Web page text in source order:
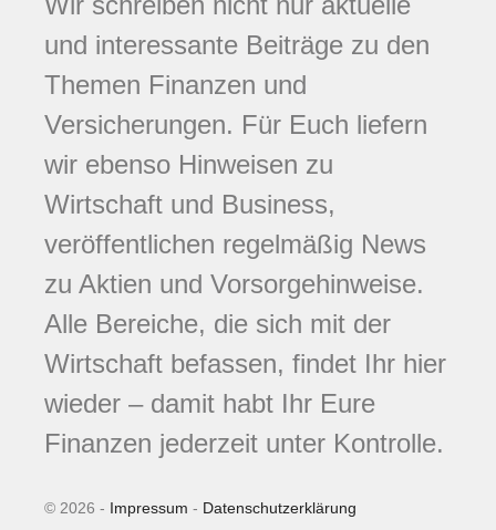
und interessante Beiträge zu den
Themen Finanzen und
Versicherungen. Für Euch liefern
wir ebenso Hinweisen zu
Wirtschaft und Business,
veröffentlichen regelmäßig News
zu Aktien und Vorsorgehinweise.
Alle Bereiche, die sich mit der
Wirtschaft befassen, findet Ihr hier
wieder – damit habt Ihr Eure
Finanzen jederzeit unter Kontrolle.
© 2026 - Impressum - Datenschutzerklärung